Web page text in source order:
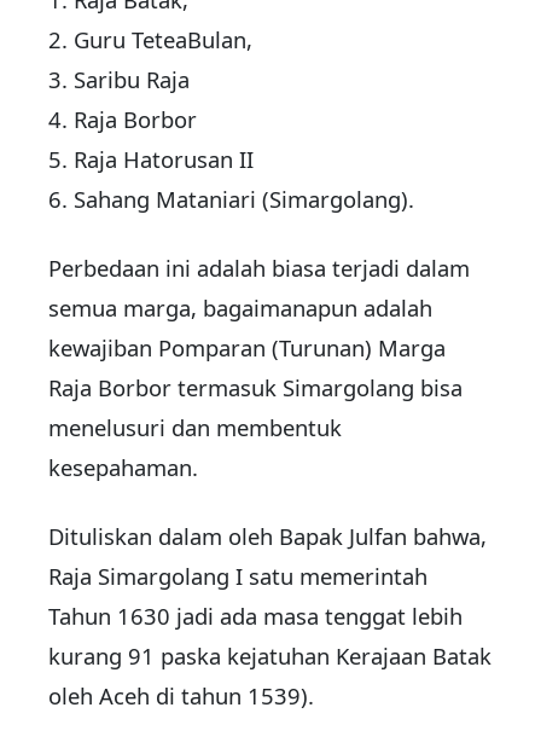
2. Guru TeteaBulan,
3. Saribu Raja
4. Raja Borbor
5. Raja Hatorusan II
6. Sahang Mataniari (Simargolang).
Perbedaan ini adalah biasa terjadi dalam
semua marga, bagaimanapun adalah
kewajiban Pomparan (Turunan) Marga
Raja Borbor termasuk Simargolang bisa
menelusuri dan membentuk
kesepahaman.
Dituliskan dalam oleh Bapak Julfan bahwa,
Raja Simargolang I satu memerintah
Tahun 1630 jadi ada masa tenggat lebih
kurang 91 paska kejatuhan Kerajaan Batak
oleh Aceh di tahun 1539).